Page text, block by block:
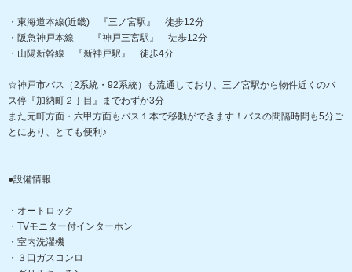
・東海道本線(近畿) 『三ノ宮駅』 徒歩12分
・阪急神戸本線 『神戸三宮駅』 徒歩12分
・山陽新幹線 『新神戸駅』 徒歩4分
☆神戸市バス（2系統・92系統）も流通しており、三ノ宮駅から物件近くのバ
ス停『加納町２丁目』までわずか3分
また元町方面・六甲方面もバス１本で移動ができます！バスの間隔時間も5分ご
とにあり、とても便利♪
――――――――――――――――――――――――
●設備情報
・オートロック
・TVモニター付インターホン
・室内洗濯機
・３口ガスコンロ